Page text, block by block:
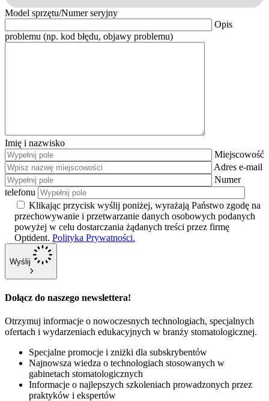
Model sprzętu/Numer seryjny
Opis
problemu (np. kod błędu, objawy problemu)
Imię i nazwisko
Miejscowość
Adres e-mail
Numer
telefonu
Klikając przycisk wyślij poniżej, wyrażają Państwo zgodę na
przechowywanie i przetwarzanie danych osobowych podanych
powyżej w celu dostarczania żądanych treści przez firmę
Optident. Polityka Prywatności.
Wyślij
Dołącz do naszego newslettera!
Otrzymuj informacje o nowoczesnych technologiach, specjalnych
ofertach i wydarzeniach edukacyjnych w branży stomatologicznej.
Specjalne promocje i zniżki dla subskrybentów
Najnowsza wiedza o technologiach stosowanych w
gabinetach stomatologicznych
Informacje o najlepszych szkoleniach prowadzonych przez
praktyków i ekspertów